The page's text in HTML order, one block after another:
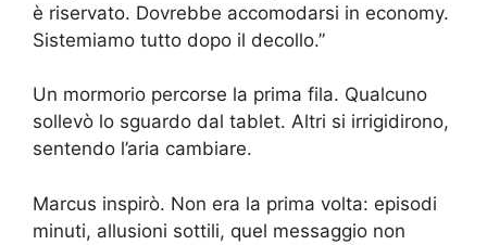
è riservato. Dovrebbe accomodarsi in economy.
Sistemiamo tutto dopo il decollo.”
Un mormorio percorse la prima fila. Qualcuno
sollevò lo sguardo dal tablet. Altri si irrigidirono,
sentendo l’aria cambiare.
Marcus inspirò. Non era la prima volta: episodi
minuti, allusioni sottili, quel messaggio non